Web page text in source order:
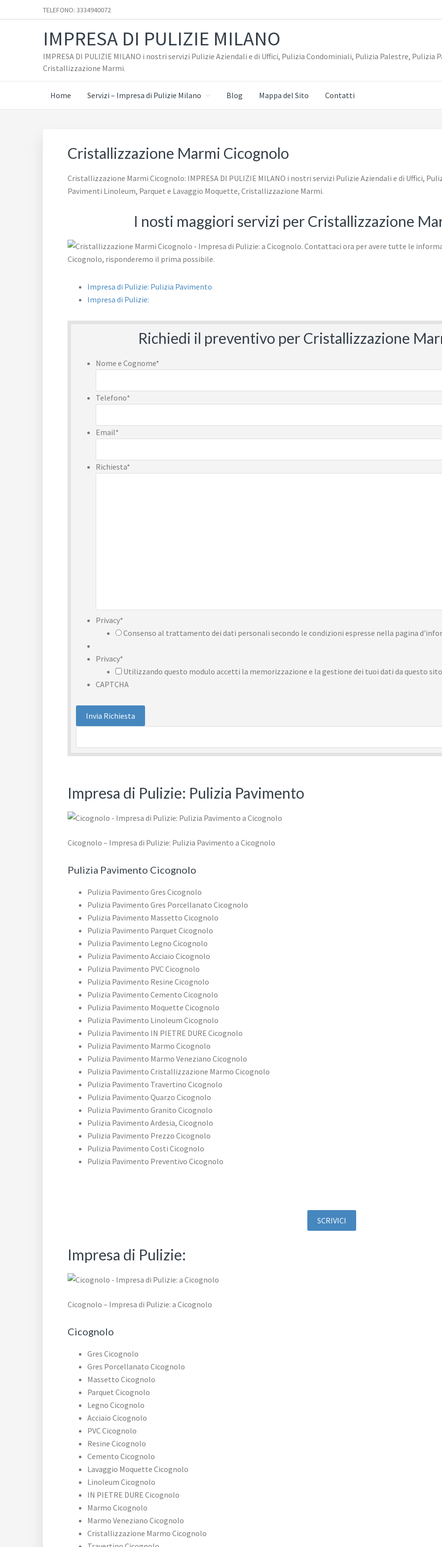
al
al
TELEFONO: 3334940072
IMPRESA DI PULIZIE MILANO
IMPRESA DI PULIZIE MILANO i nostri servizi Pulizie Aziendali e di Uffici, Pulizia Condominiali, Pulizia Palestre,
Cristallizzazione Marmi.
Home Servizi – Impresa di Pulizie Milano Blog Mappa del Sito Contatti
Cristallizzazione Marmi Cicognolo
Cristallizzazione Marmi Cicognolo: IMPRESA DI PULIZIE MILANO i nostri servizi Pulizie Aziendali e di Uffici,
Pavimenti Linoleum, Parquet e Lavaggio Moquette, Cristallizzazione Marmi.
I nosti maggiori servizi per Cristallizzazione
Impresa di Pulizie: Pulizia Pavimento
Impresa di Pulizie:
Richiedi il preventivo per Cristallizzazione
Nome e Cognome*
Telefono*
Email*
Richiesta*
Privacy*
Consenso al trattamento dei dati personali secondo le condizioni espresse nella pagina
Privacy*
Utilizzando questo modulo accetti la memorizzazione e la gestione dei tuoi dati da questo
CAPTCHA
Impresa di Pulizie: Pulizia Pavimento
Cicognolo – Impresa di Pulizie: Pulizia Pavimento a Cicognolo
Pulizia Pavimento Cicognolo
Pulizia Pavimento Gres Cicognolo
Pulizia Pavimento Gres Porcellanato Cicognolo
Pulizia Pavimento Massetto Cicognolo
Pulizia Pavimento Parquet Cicognolo
Pulizia Pavimento Legno Cicognolo
Pulizia Pavimento Acciaio Cicognolo
Pulizia Pavimento PVC Cicognolo
Pulizia Pavimento Resine Cicognolo
Pulizia Pavimento Cemento Cicognolo
Pulizia Pavimento Moquette Cicognolo
Pulizia Pavimento Linoleum Cicognolo
Pulizia Pavimento IN PIETRE DURE Cicognolo
Pulizia Pavimento Marmo Cicognolo
Pulizia Pavimento Marmo Veneziano Cicognolo
Pulizia Pavimento Cristallizzazione Marmo Cicognolo
Pulizia Pavimento Travertino Cicognolo
Pulizia Pavimento Quarzo Cicognolo
Pulizia Pavimento Granito Cicognolo
Pulizia Pavimento Ardesia, Cicognolo
Pulizia Pavimento Prezzo Cicognolo
Pulizia Pavimento Costi Cicognolo
Pulizia Pavimento Preventivo Cicognolo
SCRIVICI
Impresa di Pulizie:
Cicognolo – Impresa di Pulizie: a Cicognolo
Cicognolo
Gres Cicognolo
Gres Porcellanato Cicognolo
Massetto Cicognolo
Parquet Cicognolo
Legno Cicognolo
Acciaio Cicognolo
PVC Cicognolo
Resine Cicognolo
Cemento Cicognolo
Lavaggio Moquette Cicognolo
Linoleum Cicognolo
IN PIETRE DURE Cicognolo
Marmo Cicognolo
Marmo Veneziano Cicognolo
Cristallizzazione Marmo Cicognolo